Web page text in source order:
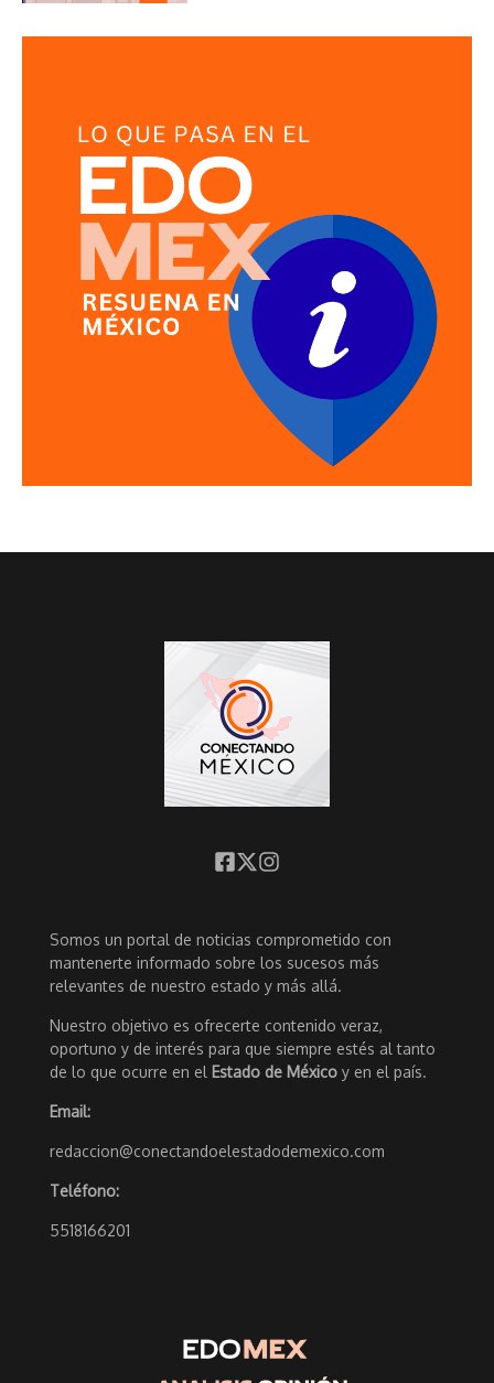
Somos un portal de noticias comprometido con
mantenerte informado sobre los sucesos más
relevantes de nuestro estado y más allá.
Nuestro objetivo es ofrecerte contenido veraz,
oportuno y de interés para que siempre estés al tanto
de lo que ocurre en el Estado de México y en el país.
Email:
redaccion@conectandoelestadodemexico.com
Teléfono:
5518166201